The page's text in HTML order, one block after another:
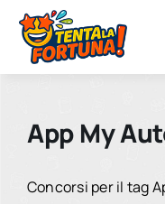
Salta
contenuto
App My
Concorsi per il tag